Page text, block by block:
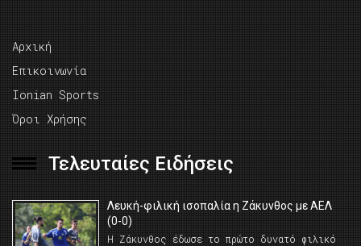
Αρχική
Επικοινωνία
Ionian Sports
Όροι Χρήσης
Τελευταίες Ειδήσεις
Λευκή-φιλική ισοπαλία η Ζάκυνθος με ΑΕΛ
(0-0)
Η Ζάκυνθος έδωσε το πρώτο δυνατό φιλικό